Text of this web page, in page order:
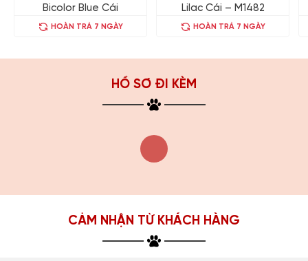
Bicolor Blue Cái
HOÀN TRẢ 7 NGÀY
Lilac Cái – M1482
HOÀN TRẢ 7 NGÀY
HỒ SƠ ĐI KÈM
CẢM NHẬN TỪ KHÁCH HÀNG